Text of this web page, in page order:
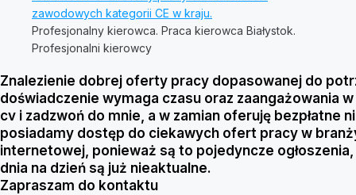
Profesjonalny kierowca. Praca kierowca Białystok.
Profesjonalni kierowcy
Znalezienie dobrej oferty pracy dopasowanej do
doświadczenie wymaga czasu oraz zaangażowania
cv i zadzwoń do mnie, a w zamian oferuję
posiadamy dostęp do ciekawych ofert pracy w
internetowej, ponieważ są to pojedyncze
dnia na dzień są już nieaktualne.
Zapraszam do kontaktu